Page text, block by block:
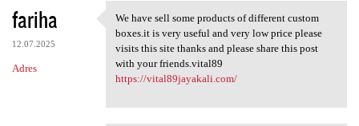
fariha
12.07.2025
Adres
We have sell some products of
We have sell some products of different custom
boxes.it is very useful and very low price please
visits this site thanks and please share this post
with your friends.vital89
https://vital89jayakali.com/